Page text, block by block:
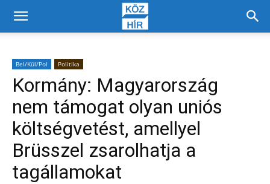
Bel/Kül/Pol Politika
Kormány: Magyarország
nem támogat olyan uniós
költségvetést, amellyel
Brüsszel zsarolhatja a
tagállamokat